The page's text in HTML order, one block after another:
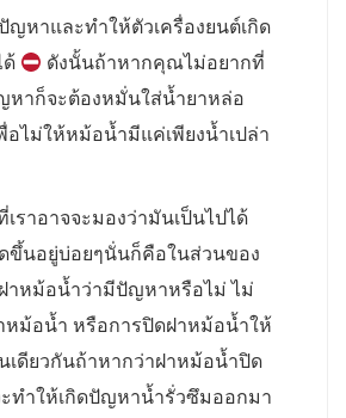
ญหาและทำให้ตัวเครื่องยนต์เกิด
ด้
ดังนั้นถ้าหากคุณไม่อยากที่
หาก็จะต้องหมั่นใส่น้ำยาหล่อ
อไม่ให้หม้อน้ำมีแค่เพียงน้ำเปล่า
ราอาจจะมองว่ามันเป็นไปได้
ขึ้นอยู่บ่อยๆนั่นก็คือในส่วนของ
าหม้อน้ำว่ามีปัญหาหรือไม่ ไม่
หม้อน้ำ หรือการปิดฝาหม้อน้ำให้
เดียวกันถ้าหากว่าฝาหม้อน้ำปิด
ทำให้เกิดปัญหาน้ำรั่วซึมออกมา